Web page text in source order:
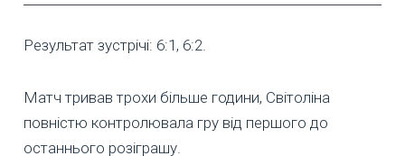
Результат зустрічі: 6:1, 6:2.
Матч тривав трохи більше години, Світоліна
повністю контролювала гру від першого до
останнього розіграшу.